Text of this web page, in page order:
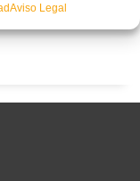
Aviso Legal
20 de septiembre)